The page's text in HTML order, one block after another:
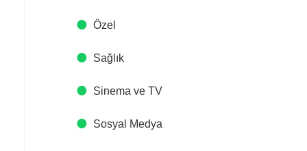
Özel
Sağlık
Sinema ve TV
Sosyal Medya